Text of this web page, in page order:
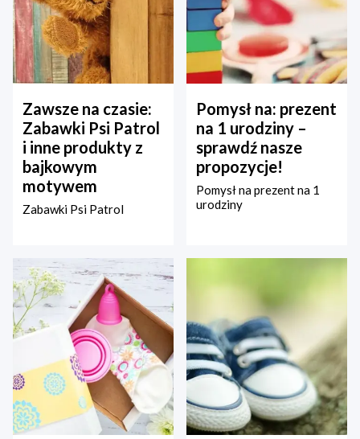
Zawsze na czasie:
Zabawki Psi Patrol
i inne produkty z
bajkowym
motywem
Zabawki Psi Patrol
Pomysł na: prezent
na 1 urodziny –
sprawdź nasze
propozycje!
Pomysł na prezent na 1
urodziny